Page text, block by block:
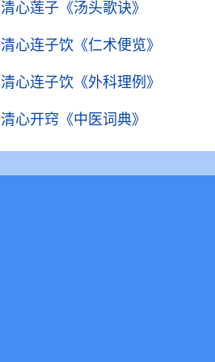
清心莲子 《汤头歌诀》
清心连子饮 《仁术便览》
清心连子饮 《外科理例》
清心开窍 《中医词典》